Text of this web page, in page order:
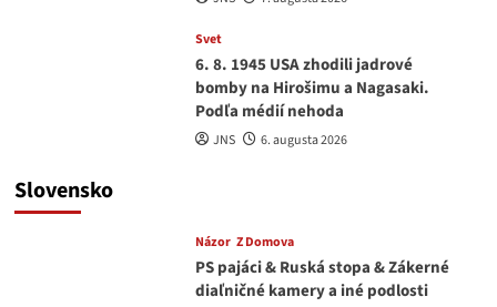
Svet
6. 8. 1945 USA zhodili jadrové
bomby na Hirošimu a Nagasaki.
Podľa médií nehoda
JNS 6. augusta 2026
Slovensko
Názor Z Domova
PS pajáci & Ruská stopa & Zákerné
diaľničné kamery a iné podlosti